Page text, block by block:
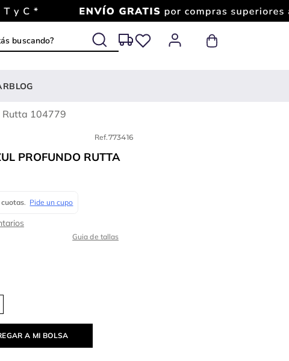
buscando?
BLOG
Rutta 104779
Ref.773416
PROFUNDO RUTTA
Guia de tallas
A MI BOLSA